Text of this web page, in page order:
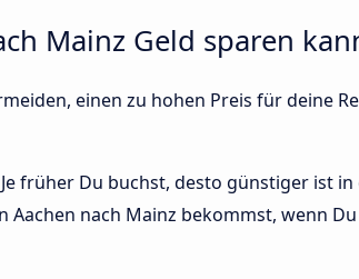
Mainz Geld sparen
einen zu hohen Preis für deine
früher Du buchst, desto günstiger ist
Aachen nach Mainz bekommst, wenn